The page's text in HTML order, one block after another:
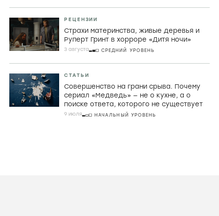
РЕЦЕНЗИИ
Страхи материнства, живые деревья и
Руперт Гринт в хорроре «Дитя ночи»
3 августа СРЕДНИЙ УРОВЕНЬ
СТАТЬИ
Совершенство на грани срыва. Почему
сериал «Медведь» — не о кухне, а о
поиске ответа, которого не существует
9 июля НАЧАЛЬНЫЙ УРОВЕНЬ